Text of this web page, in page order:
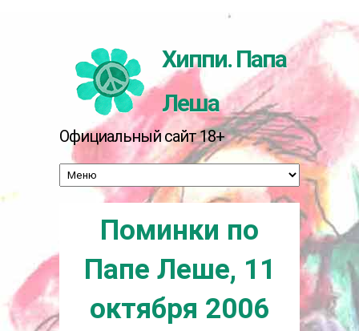
Хиппи. Папа
Леша
Официальный сайт 18+
Поминки по
Папе Леше, 11
октября 2006